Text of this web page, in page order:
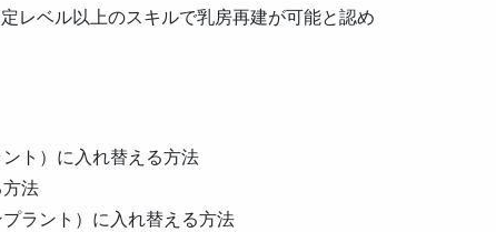
レベル以上のスキルで乳房再建が可能と認め
ト）に入れ替える方法
法
ラント）に入れ替える方法